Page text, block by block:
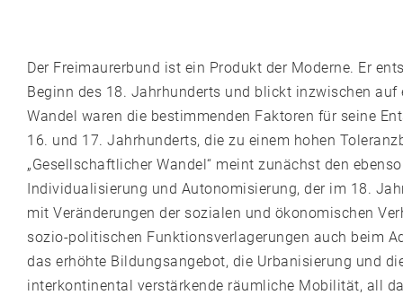
Der Freimaurerbund ist ein Produkt der Moderne. Er
Beginn des 18. Jahrhunderts und blickt inzwischen
Wandel waren die bestimmenden Faktoren für seine
16. und 17. Jahrhunderts, die zu einem hohen
„Gesellschaftlicher Wandel“ meint zunächst den
Individualisierung und Autonomisierung, der im 18.
mit Veränderungen der sozialen und ökonomischen
sozio-politischen Funktionsverlagerungen auch beim
das erhöhte Bildungsangebot, die Urbanisierung und
interkontinental verstärkende räumliche Mobilität, all